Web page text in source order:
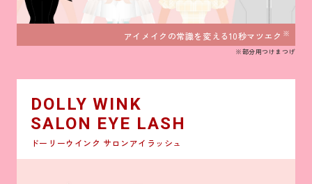
アイメイクの常識を変える10秒マツエク ※
※部分用つけまつげ
DOLLY WINK
SALON EYE LASH
ドーリーウインク サロンアイラッシュ